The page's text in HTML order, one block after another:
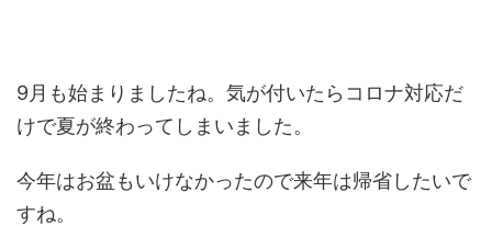
9月も始まりましたね。気が付いたらコロナ対応だ
けで夏が終わってしまいました。
今年はお盆もいけなかったので来年は帰省したいで
すね。